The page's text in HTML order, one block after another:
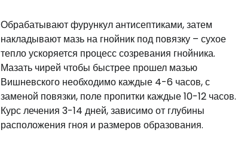
Обрабатывают фурункул антисептиками, затем
накладывают мазь на гнойник под повязку – сухое
тепло ускоряется процесс созревания гнойника.
Мазать чирей чтобы быстрее прошел мазью
Вишневского необходимо каждые 4-6 часов, с
заменой повязки, поле пропитки каждые 10-12 часов.
Курс лечения 3-14 дней, зависимо от глубины
расположения гноя и размеров образования.